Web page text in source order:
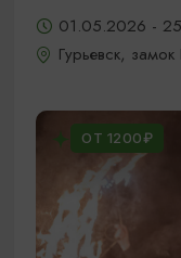
01.05.2026 -
Гурьевск,
ОТ 1200₽